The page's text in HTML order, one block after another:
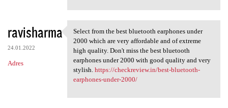
ravisharma
24.01.2022
Adres
Select from the best
Select from the best bluetooth earphones under
2000 which are very affordable and of extreme
high quality. Don't miss the best bluetooth
earphones under 2000 with good quality and very
stylish. https://checkreview.in/best-bluetooth-
earphones-under-2000/